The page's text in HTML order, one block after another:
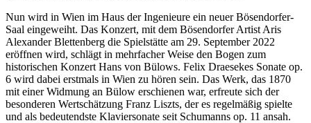
Nun wird in Wien im Haus der Ingenieure ein neuer Bösendorfer-
Saal eingeweiht. Das Konzert, mit dem Bösendorfer Artist Aris
Alexander Blettenberg die Spielstätte am 29. September 2022
eröffnen wird, schlägt in mehrfacher Weise den Bogen zum
historischen Konzert Hans von Bülows. Felix Draesekes Sonate op.
6 wird dabei erstmals in Wien zu hören sein. Das Werk, das 1870
mit einer Widmung an Bülow erschienen war, erfreute sich der
besonderen Wertschätzung Franz Liszts, der es regelmäßig spielte
und als bedeutendste Klaviersonate seit Schumanns op. 11 ansah.